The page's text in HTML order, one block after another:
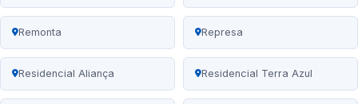
Remonta Represa
Residencial Aliança Residencial Terra Azul